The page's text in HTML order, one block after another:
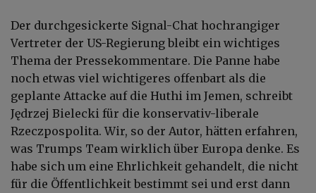
Der durchgesickerte Signal-Chat hochrangiger
Vertreter der US-Regierung bleibt ein wichtiges
Thema der Pressekommentare. Die Panne habe
noch etwas viel wichtigeres offenbart als die
geplante Attacke auf die Huthi im Jemen, schreibt
Jędrzej Bielecki für die konservativ-liberale
Rzeczpospolita. Wir, so der Autor, hätten erfahren,
was Trumps Team wirklich über Europa denke. Es
habe sich um eine Ehrlichkeit gehandelt, die nicht
für die Öffentlichkeit bestimmt sei und erst dann